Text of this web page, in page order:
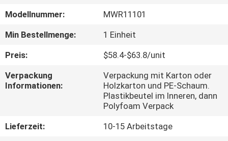
FABRIK-
AUSFLUG
QUALITÄTSKONTROLLE
SIE
Modellnummer:
MWR11101
Min Bestellmenge:
1 Einheit
Preis:
$58.4-$63.8/unit
Verpackung
Informationen:
Verpackung mit Karton oder
Holzkarton und PE-Schaum.
Plastikbeutel im Inneren, dann
Polyfoam Verpack
Lieferzeit:
10-15 Arbeitstage